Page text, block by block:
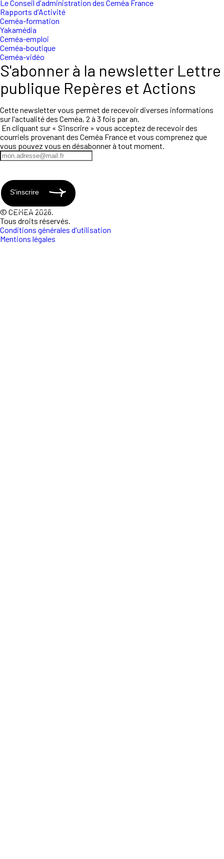
Le Conseil d'administration des Ceméa France
Rapports d'Activité
Ceméa-formation
Yakamédia
Ceméa-emploi
Ceméa-boutique
Ceméa-vidéo
S'abonner à la newsletter Lettre
publique Repères et Actions
Cette newsletter vous permet de recevoir diverses informations
sur l'actualité des Ceméa, 2 à 3 fois par an.
En cliquant sur « S’inscrire » vous acceptez de recevoir des
courriels provenant des Ceméa France et vous comprenez que
vous pouvez vous en désabonner à tout moment.
S'inscrire
© CEMEA 2026.
Tous droits réservés.
Conditions générales d'utilisation
Mentions légales